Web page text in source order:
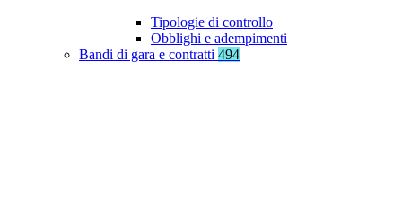
Tipologie di controllo
Obblighi e adempimenti
Bandi di gara e contratti 494